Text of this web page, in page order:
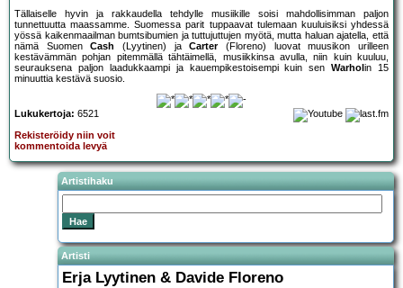
Tällaiselle hyvin ja rakkaudella tehdylle musiikille soisi mahdollisimman paljon
tunnettuutta maassamme. Suomessa parit tuppaavat tulemaan kuuluisiksi yhdessä
yössä kaikenmaailman bumtsibumien ja tuttujuttujen myötä, mutta haluan ajatella, että
nämä SuomenCash (Lyytinen) jaCarter(Floreno) luovat muusikon urilleen
kestävämmän pohjan pitemmällä tähtäimellä, musiikkinsa avulla, niin kuin kuuluu,
seurauksena paljon laadukkaampi ja kauempikestoisempi kuin senWarholin 15
minuuttia kestävä suosio.
Lukukertoja: 6521
Rekisteröidy niin voit
kommentoida levyä
Artistihaku
Artisti
Erja Lyytinen & Davide Floreno